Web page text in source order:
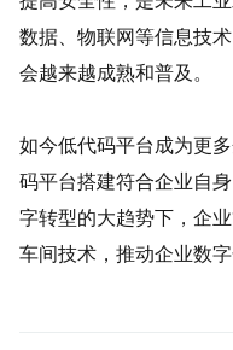
数据、物联网等信息技
会越来越成熟和普及。
如今低代码平台成为更
码平台搭建符合企业自
字转型的大趋势下，企
车间技术，推动企业数字